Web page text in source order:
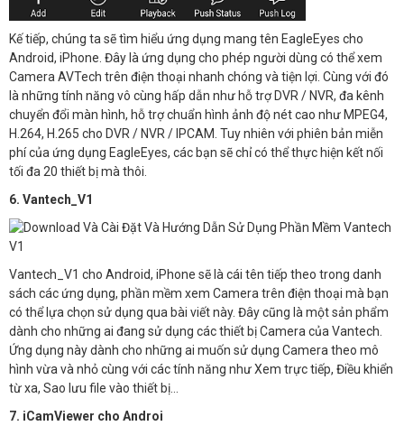
Kế tiếp, chúng ta sẽ tìm hiểu ứng dụng mang tên EagleEyes cho
Android, iPhone. Đây là ứng dụng cho phép người dùng có thể xem
Camera AVTech trên điện thoại nhanh chóng và tiện lợi. Cùng với đó
là những tính năng vô cùng hấp dẫn như hỗ trợ DVR / NVR, đa kênh
chuyển đổi màn hình, hỗ trợ chuẩn hình ảnh độ nét cao như MPEG4,
H.264, H.265 cho DVR / NVR / IPCAM. Tuy nhiên với phiên bản miễn
phí của ứng dụng EagleEyes, các bạn sẽ chỉ có thể thực hiện kết nối
tối đa 20 thiết bị mà thôi.
6. Vantech_V1
Vantech_V1 cho Android, iPhone sẽ là cái tên tiếp theo trong danh
sách các ứng dụng, phần mềm xem Camera trên điện thoại mà bạn
có thể lựa chọn sử dụng qua bài viết này. Đây cũng là một sản phẩm
dành cho những ai đang sử dụng các thiết bị Camera của Vantech.
Ứng dụng này dành cho những ai muốn sử dụng Camera theo mô
hình vừa và nhỏ cùng với các tính năng như Xem trực tiếp, Điều khiển
từ xa, Sao lưu file vào thiết bị…
7. iCamViewer cho Androi